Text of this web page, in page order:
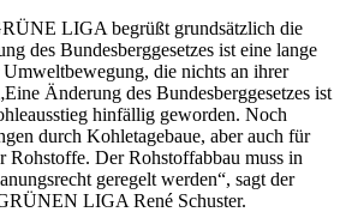
LIGA begrüßt grundsätzlich die
des Bundesberggesetzes ist eine lange
die nichts an ihrer
Änderung des Bundesberggesetzes ist
hinfällig geworden. Noch
durch Kohletagebaue, aber auch für
Rohstoffe. Der Rohstoffabbau muss in
geregelt werden“, sagt der
LIGA René Schuster.